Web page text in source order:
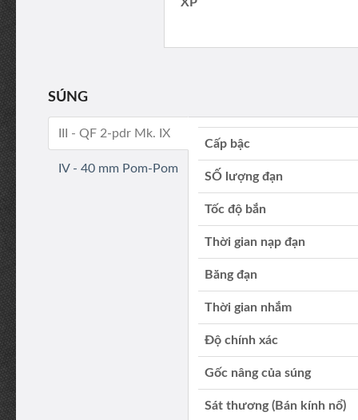
SÚNG
III - QF 2-pdr Mk. IX
IV - 40 mm Pom-Pom
Cấp bậc
SỐ lượng đạn
Tốc độ bắn
Thời gian nạp đạn
Băng đạn
Thời gian nhắm
Độ chính xác
Gốc nâng của súng
Sát thương (Bán kính nổ)